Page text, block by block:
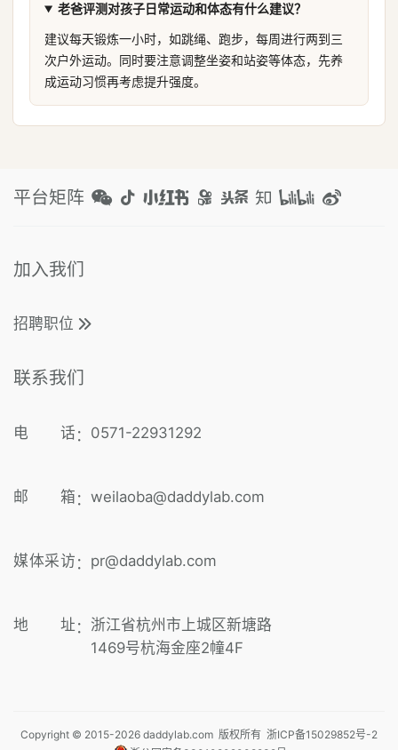
老爸评测对孩子日常运动和体态有什么建议？
建议每天锻炼一小时，如跳绳、跑步，每周进行两到三
次户外运动。同时要注意调整坐姿和站姿等体态，先养
成运动习惯再考虑提升强度。
平台矩阵
加入我们
招聘职位
联系我们
电 话 ： 0571-22931292
邮 箱 ： weilaoba@daddylab.com
媒体采访 ： pr@daddylab.com
地 址 ： 浙江省杭州市上城区新塘路
1469号杭海金座2幢4F
Copyright © 2015-2026 daddylab.com 版权所有 浙ICP备15029852号-2